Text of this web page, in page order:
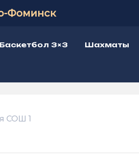
Фоминск
Баскетбол 3×3 Шахматы
СОШ 1